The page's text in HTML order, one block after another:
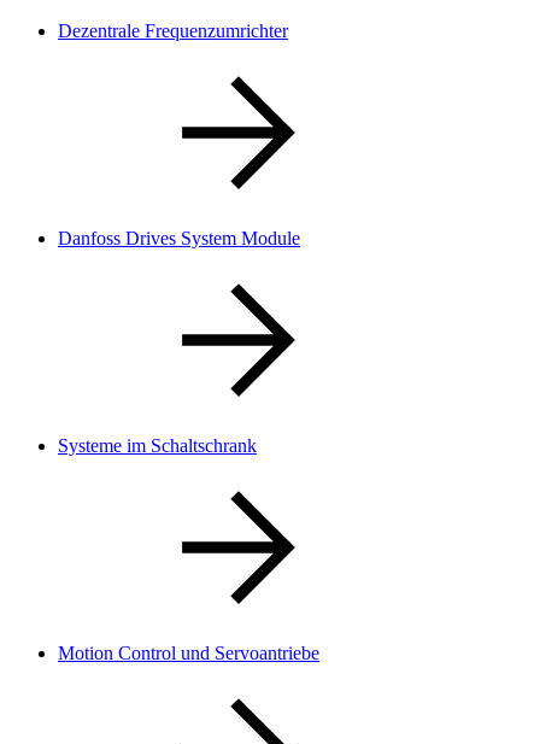
Dezentrale Frequenzumrichter
Danfoss Drives System Module
Systeme im Schaltschrank
Motion Control und Servoantriebe